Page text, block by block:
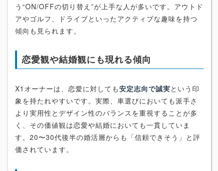
う“ON/OFFの切り替え”が上手な人が多いです。アウトド
アやゴルフ、ドライブといったアクティブな趣味を持つ
傾向も見られます。
恋愛観や結婚観にも現れる傾向
X1オーナーは、恋愛に対しても安定志向で誠実という印
象を持たれやすいです。実際、車選びにおいても派手さ
より実用性とデザイン性のバランスを重視することが多
く、その価値観は恋愛や結婚においても一貫していま
す。20〜30代後半の婚活層からも「信頼できそう」と評
価されています。